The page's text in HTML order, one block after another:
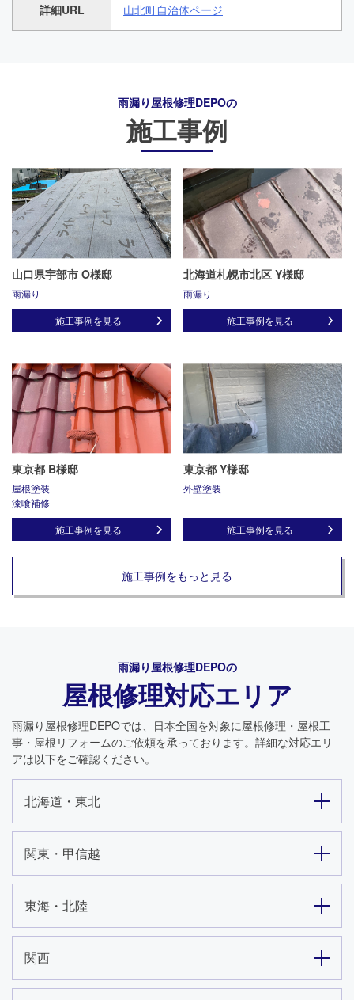
詳細URL 山北町自治体ページ
雨漏り屋根修理DEPOの
施工事例
山口県宇部市 O様邸
雨漏り
施工事例を見る
北海道札幌市北区 Y様邸
雨漏り
施工事例を見る
東京都 B様邸
屋根塗装
漆喰補修
施工事例を見る
東京都 Y様邸
外壁塗装
施工事例を見る
施工事例をもっと見る
雨漏り屋根修理DEPOの
屋根修理対応エリア
雨漏り屋根修理DEPOでは、日本全国を対象に屋根修理・屋根工
事・屋根リフォームのご依頼を承っております。詳細な対応エリ
アは以下をご確認ください。
北海道・東北
関東・甲信越
東海・北陸
関西